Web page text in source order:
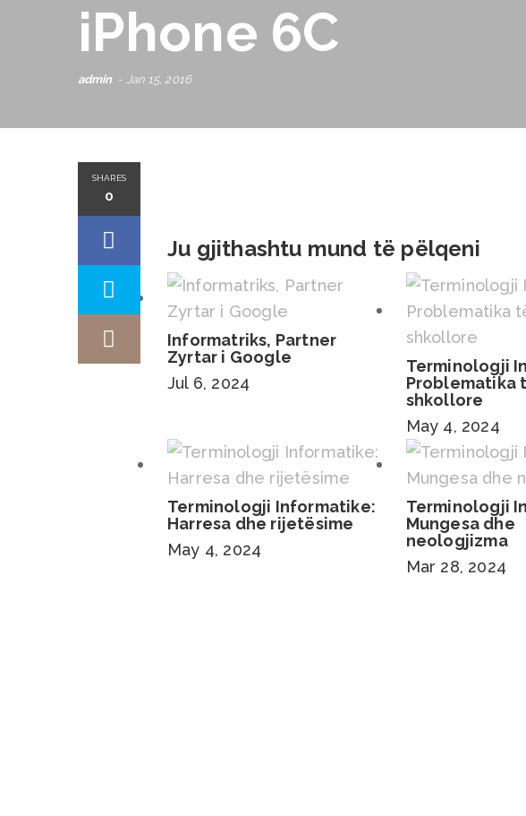
iPhone 6C
admin Jan 15, 2016
SHARES
0
Ju gjithashtu mund të pëlqeni
Informatriks, Partner
Zyrtar i Google
Jul 6, 2024
Terminologji
Problematika
shkollore
May 4, 2024
Terminologji Informatike:
Harresa dhe rijetësime
May 4, 2024
Terminologji
Mungesa dhe
neologjizma
Mar 28, 2024